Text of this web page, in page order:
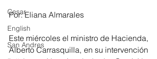
Cesar
English
San Andres
Por: Eliana Almarales
Este miércoles el ministro de Hacienda,
Alberto Carrasquilla, en su intervención